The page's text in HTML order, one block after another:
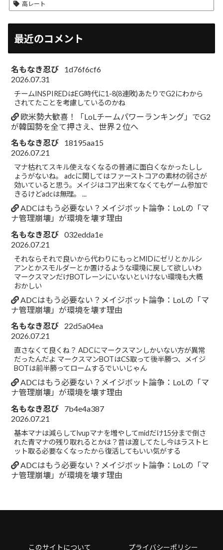
高レート
最近のコメント
名もなき忍び
1d76f6cf6
2026.07.31
チームINSPIREDはEG時代に1-8(8連敗)あたりでG2にわから
されてたことを考慮しているのかね
欧米勢大歓喜！「LoLチームパワーランキング」でG2
が韓国勢を全て押さえ、世界２位へ
名もなき忍び
18195aa15
2026.07.21
マナ枯れてスキル使えなくなるの普通に面白くなかったしし
ょうがないね。 adcに関してはファーストコアの素材の弱さが
効いていると思う。メイジはコア出来てなくてもゲーム参加で
きるけどadcは無理。 ...
ADCはもう必要ない？メイジボット論争：LoLの「マ
ナ管理崩壊」が環境を壊す理由
名もなき忍び 032edda1e
2026.07.21
それならそれで良いから代わりにもっとMIDにゼリとかルシ
アンとかスモルダーとか置けるような環境に戻して欲しいわ
マークスマンだけBOTレーンにいないといけない環境も大概
おかしい
ADCはもう必要ない？メイジボット論争：LoLの「マ
ナ管理崩壊」が環境を壊す理由
名もなき忍び
22d5a04ea
2026.07.21
直さなくて良くね？ ADCにマークスマンしかいない方が異常
だったんだよ マークスマンBOTはCS取って後半勝つ、メイジ
BOTは前半勝ってロームするでいいじゃん
ADCはもう必要ない？メイジボット論争：LoLの「マ
ナ管理崩壊」が環境を壊す理由
名もなき忍び
7b4e4a387
2026.07.21
基本マナは減らしてlvupマナを増やしてmidだけ15分まで倒さ
れた青マナの残り取れるとかは？昔は渡してたし今はラストヒ
ット取る必要なくなったから復活してもいい気がする
ADCはもう必要ない？メイジボット論争：LoLの「マ
ナ管理崩壊」が環境を壊す理由
このサイトについて プライバシーポリシー